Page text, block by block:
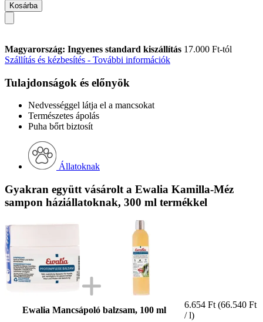
Kosárba
Magyarország: Ingyenes standard kiszállítás 17.000 Ft-tól
Szállítás és kézbesítés - További információk
Tulajdonságok és előnyök
Nedvességgel látja el a mancsokat
Természetes ápolás
Puha bőrt biztosít
Állatoknak
Gyakran együtt vásárolt a Ewalia Kamilla-Méz
sampon háziállatoknak, 300 ml termékkel
Ewalia Mancsápoló balzsam, 100 ml
6.654 Ft (66.540 Ft
/ l)